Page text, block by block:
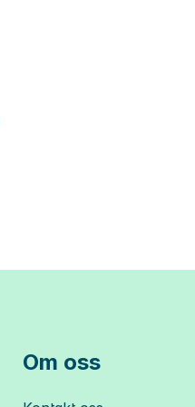
Om oss